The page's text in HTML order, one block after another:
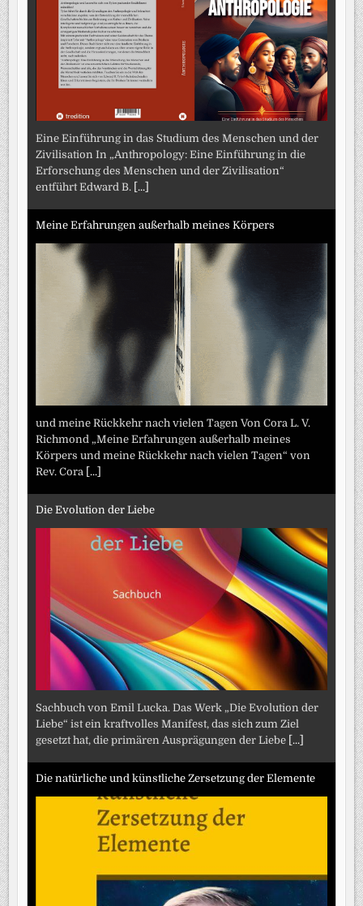
Eine Einführung in das Studium des Menschen und der
Zivilisation In „Anthropology: Eine Einführung in die
Erforschung des Menschen und der Zivilisation“
entführt Edward B. [...]
Meine Erfahrungen außerhalb meines Körpers
und meine Rückkehr nach vielen Tagen Von Cora L. V.
Richmond „Meine Erfahrungen außerhalb meines
Körpers und meine Rückkehr nach vielen Tagen“ von
Rev. Cora [...]
Die Evolution der Liebe
Sachbuch von Emil Lucka. Das Werk „Die Evolution der
Liebe“ ist ein kraftvolles Manifest, das sich zum Ziel
gesetzt hat, die primären Ausprägungen der Liebe [...]
Die natürliche und künstliche Zersetzung der Elemente